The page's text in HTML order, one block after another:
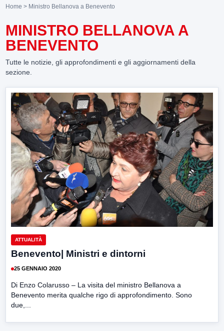
Confindustria Nazionale
Home > Ministro Bellanova a Benevento
MINISTRO BELLANOVA A
BENEVENTO
Tutte le notizie, gli approfondimenti e gli aggiornamenti della
sezione.
ATTUALITÀ
Benevento| Ministri e dintorni
25 GENNAIO 2020
Di Enzo Colarusso – La visita del ministro Bellanova a
Benevento merita qualche rigo di approfondimento. Sono
due,...